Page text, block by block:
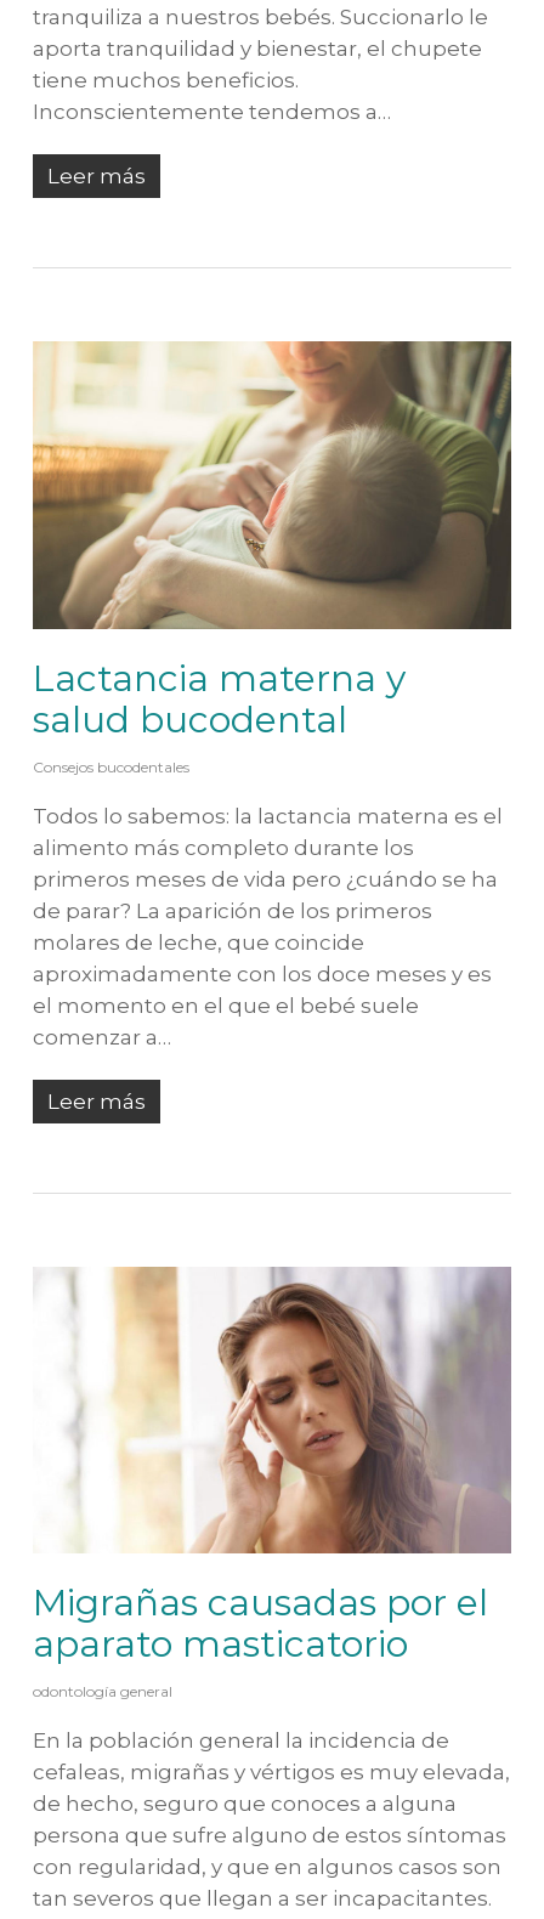
tranquiliza a nuestros bebés. Succionarlo le
aporta tranquilidad y bienestar, el chupete
tiene muchos beneficios.
Inconscientemente tendemos a…
Leer más
Lactancia materna y
salud bucodental
Consejos bucodentales
Todos lo sabemos: la lactancia materna es el
alimento más completo durante los
primeros meses de vida pero ¿cuándo se ha
de parar? La aparición de los primeros
molares de leche, que coincide
aproximadamente con los doce meses y es
el momento en el que el bebé suele
comenzar a…
Leer más
Migrañas causadas por el
aparato masticatorio
odontología general
En la población general la incidencia de
cefaleas, migrañas y vértigos es muy elevada,
de hecho, seguro que conoces a alguna
persona que sufre alguno de estos síntomas
con regularidad, y que en algunos casos son
tan severos que llegan a ser incapacitantes.